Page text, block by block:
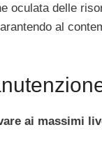
oculata delle
al
ai massimi